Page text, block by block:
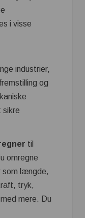
i visse
industrier,
og
sikre
til
omregne
som længde,
tryk,
mere. Du